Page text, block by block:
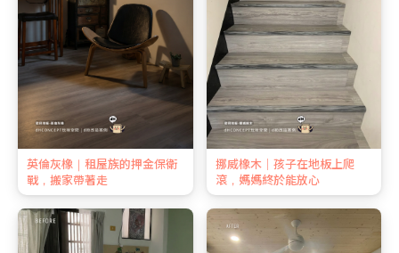
英倫灰橡｜租屋族的押金保衛
戰，搬家帶著走
挪威橡木｜孩子在地板上爬
滾，媽媽終於能放心